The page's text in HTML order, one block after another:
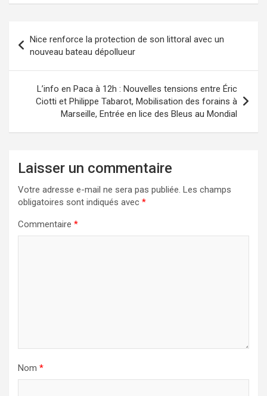
de
l’article
Nice renforce la protection de son littoral avec un
nouveau bateau dépollueur
L’info en Paca à 12h : Nouvelles tensions entre Éric
Ciotti et Philippe Tabarot, Mobilisation des forains à
Marseille, Entrée en lice des Bleus au Mondial
Laisser un commentaire
Votre adresse e-mail ne sera pas publiée. Les champs
obligatoires sont indiqués avec *
Commentaire *
Nom *